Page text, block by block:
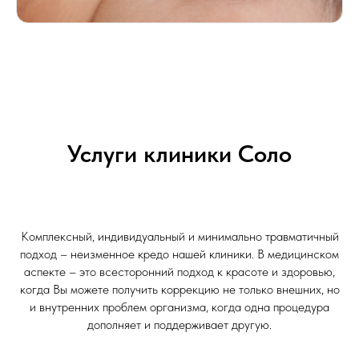
Услуги клиники Соло
Комплексный, индивидуальный и минимально травматичный
подход – неизменное кредо нашей клиники. В медицинском
аспекте – это всесторонний подход к красоте и здоровью,
когда Вы можете получить коррекцию не только внешних, но
и внутренних проблем организма, когда одна процедура
дополняет и поддерживает другую.